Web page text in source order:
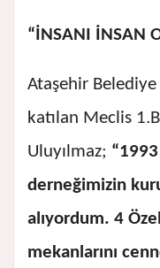
“İNSANI İNSAN
Ataşehir Belediye
katılan Meclis
Uluyılmaz;
derneğimizin
alıyordum. 4
mekanlarını